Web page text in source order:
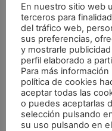
13 septiembre, 2023
En nuestro sitio web
terceros para
del tráfico web,
sus preferencias,
y mostrarle
perfil elaborado a
Para más
política de cookies
aceptar todas las
o puedes aceptarlas
selección pulsando
su uso pulsando en